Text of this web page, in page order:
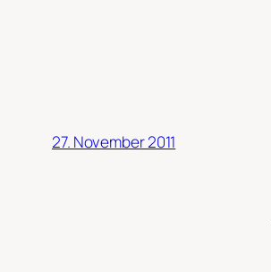
27. November 2011